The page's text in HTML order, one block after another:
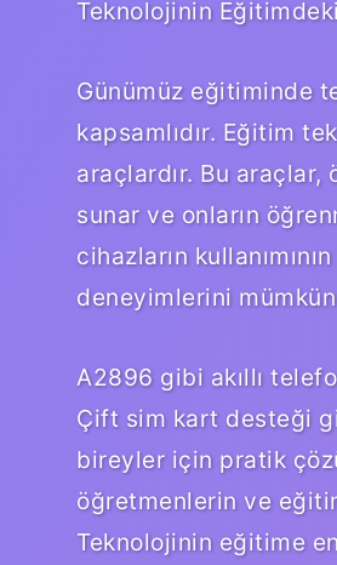
Teknolojinin
Günümüz eğitiminde
kapsamlıdır. Eğitim
araçlardır. Bu
sunar ve onların
cihazların
deneyimlerini mümkün
A2896 gibi akıllı
Çift sim kart desteği
bireyler için pratik
öğretmenlerin ve
Teknolojinin eğitime